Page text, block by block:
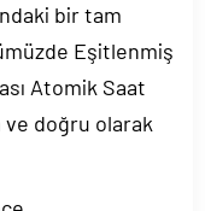
bir tam
Eşitlenmiş
Atomik Saat
ve doğru olarak